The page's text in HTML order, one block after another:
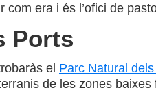
era i és l’ofici de
Ports
el Parc Natural
de les zones